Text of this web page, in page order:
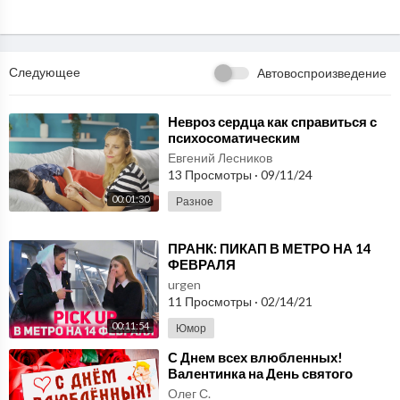
Делитесь своими тортиками со мной в инстаграм http://instagr
am.com/asia_demianova по тегу #13asia
о:
Карта Сбербанка РФ 5469520024429409
Для жителей других стран https://www.donationalerts.com/r/1
3asia
Рецепт печенья:
Сливочное масло - 150 грамм
Следующее Автовоспроизведение
00:01:30
⁣Невроз сердца как справиться с
психосоматическим
расстройством
Евгений Лесников
13 Просмотры · 09/11/24
Разное
00:11:54
⁣ПРАНК: ПИКАП В МЕТРО НА 14
ФЕВРАЛЯ
urgen
11 Просмотры · 02/14/21
Юмор
⁣С Днем всех влюбленных!
Валентинка на День святого
Валентина 14 февраля!
Олег С.